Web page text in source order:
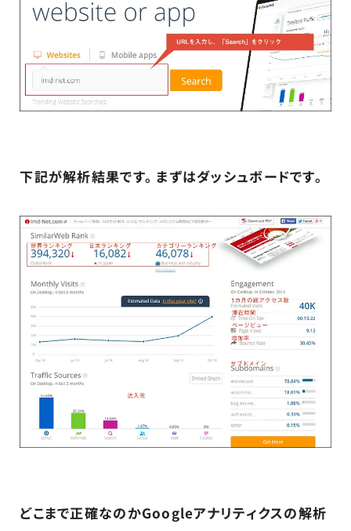
下記が解析結果です。 まずはダッシュボードです。
どこまで正確なのかGoogleアナリティクスの解析